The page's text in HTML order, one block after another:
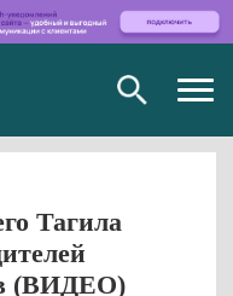
Тагила
(ВИДЕО)